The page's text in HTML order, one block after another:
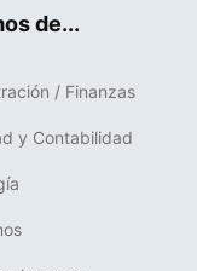
de...
/ Finanzas
y Contabilidad